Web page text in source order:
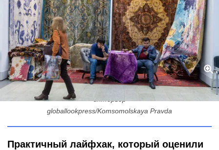
Стена как термос: три забытых причины вернуть ковер в
globallookpress/Komsomolskaya Pravda
Практичный лайфхак, который оценили